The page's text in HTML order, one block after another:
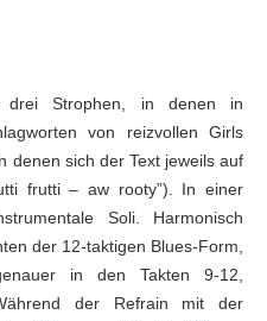
drei Strophen, in denen in
von reizvollen Girls
denen sich der Text jeweils auf
frutti – aw rooty”). In einer
Soli. Harmonisch
der 12-taktigen Blues-Form,
in den Takten 9-12,
der Refrain mit der